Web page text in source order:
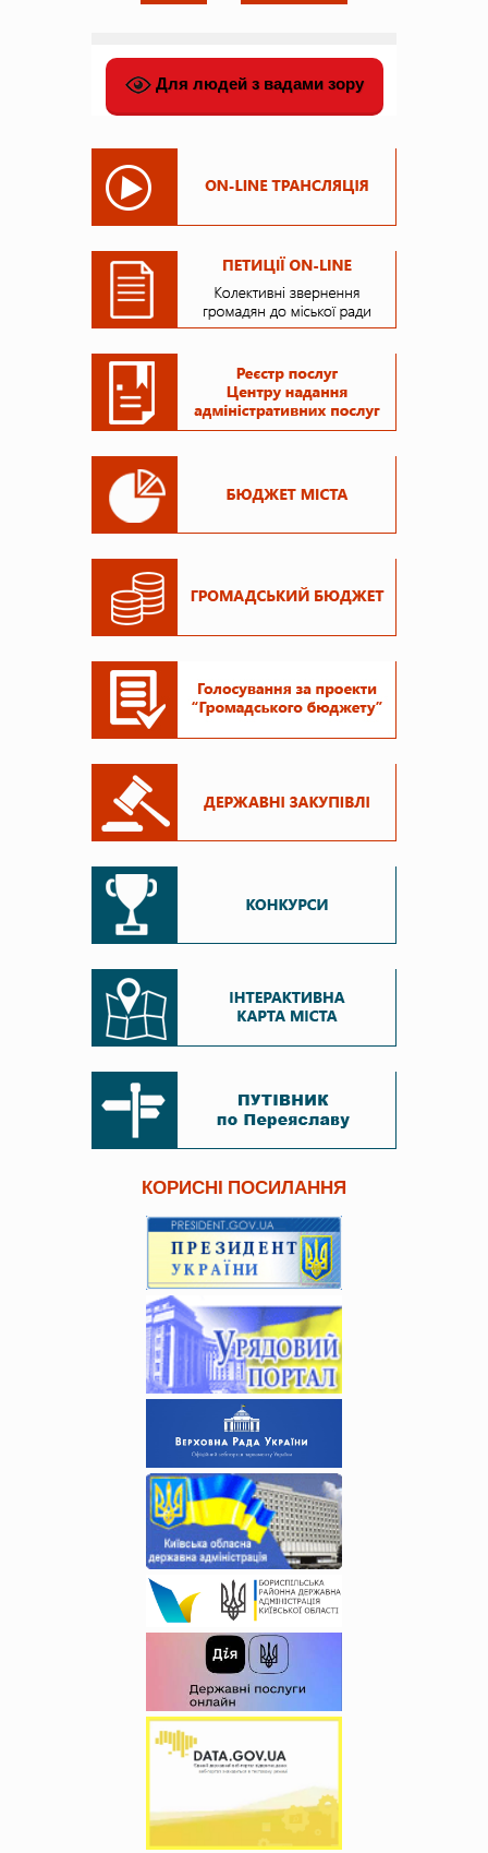
Для людей з вадами зору
КОРИСНІ ПОСИЛАННЯ